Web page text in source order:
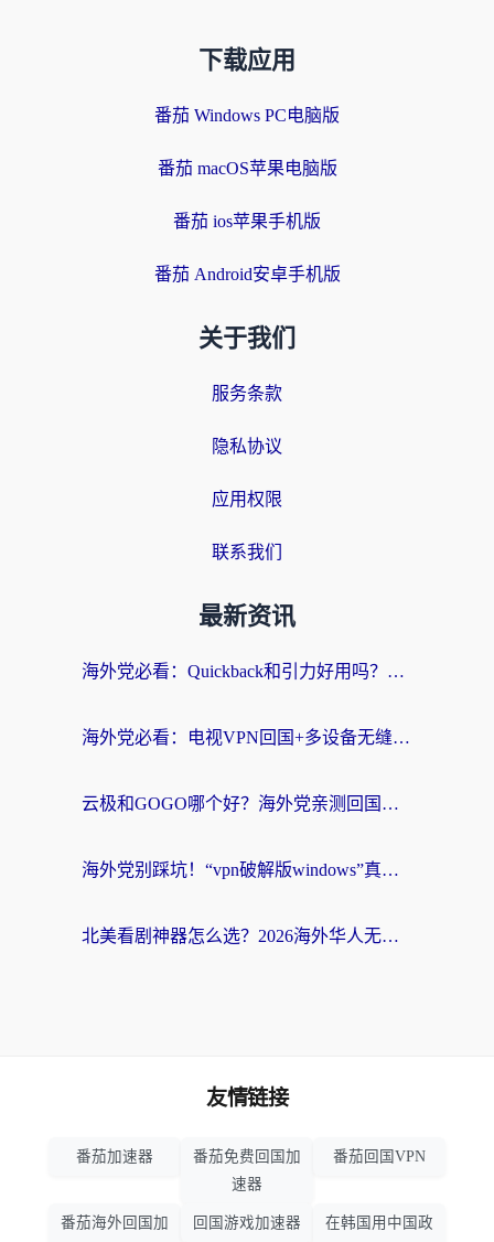
下载应用
番茄 Windows PC电脑版
番茄 macOS苹果电脑版
番茄 ios苹果手机版
番茄 Android安卓手机版
关于我们
服务条款
隐私协议
应用权限
联系我们
最新资讯
海外党必看：Quickback和引力好用吗？3分钟搞懂回国加速器怎么选
海外党必看：电视VPN回国+多设备无缝访问国内资源的实用指南
云极和GOGO哪个好？海外党亲测回国加速器选择指南（附iOS免费&Windows VPN实用技巧）
海外党别踩坑！“vpn破解版windows”真的能用？教你选对回国加速器无缝刷国内资源
北美看剧神器怎么选？2026海外华人无缝访问国内资源全攻略
友情链接
番茄加速器
番茄免费回国加
速器
番茄回国VPN
番茄海外回国加 回国游戏加速器 在韩国用中国政